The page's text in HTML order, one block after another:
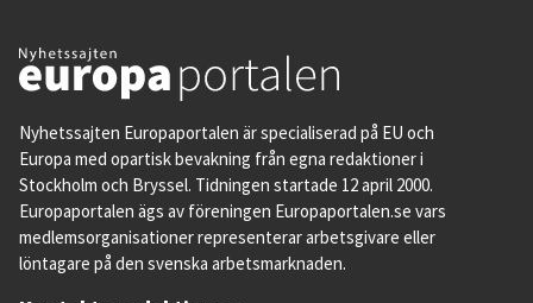
Nyhetssajten Europaportalen är specialiserad på EU och
Europa med opartisk bevakning från egna redaktioner i
Stockholm och Bryssel. Tidningen startade 12 april 2000.
Europaportalen ägs av föreningen Europaportalen.se vars
medlemsorganisationer representerar arbetsgivare eller
löntagare på den svenska arbetsmarknaden.